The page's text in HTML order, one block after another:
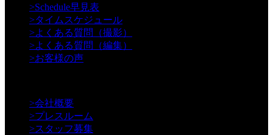
>Schedule早見表
>タイムスケジュール
>よくある質問（撮影）
>よくある質問（編集）
>お客様の声
>会社概要
>プレスルーム
>スタッフ募集